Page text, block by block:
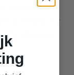
Kunststof
voor kantoor
Handig voor